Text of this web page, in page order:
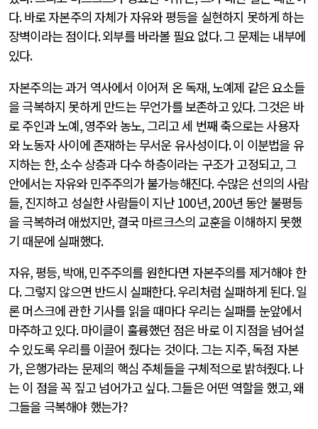
다.바로 자본주의 자체가 자유와 평등을 실현하지 못하게 하는
장벽이라는 점이다.외부를 바라볼 필요 없다.그 문제는 내부에
있다.
자본주의는 과거 역사에서 이어져 온 독재, 노예제 같은 요소들
을 극복하지 못하게 만드는 무언가를 보존하고 있다.그것은 바
로 주인과 노예,영주와 농노,그리고 세 번째 축으로는 사용자
와 노동자 사이에 존재하는 무서운 유사성이다.이 이분법을 유
지하는 한,소수 상층과 다수 하층이라는 구조가 고정되고,그
안에서는 자유와 민주주의가 불가능해진다.수많은 선의의 사람
들, 진지하고 성실한 사람들이 지난 100년, 200년 동안 불평등
을 극복하려 애썼지만, 결국 마르크스의 교훈을 이해하지 못했
기 때문에 실패했다.
자유, 평등, 박애,민주주의를 원한다면 자본주의를 제거해야 한
다.그렇지 않으면 반드시 실패한다.우리처럼 실패하게 된다.일
론 머스크에 관한 기사를 읽을 때마다 우리는 실패를 눈앞에서
마주하고 있다.마이클이 훌륭했던 점은 바로 이 지점을 넘어설
수 있도록 우리를 이끌어 줬다는 것이다.그는 지주,독점 자본
가,은행가라는 문제의 핵심 주체들을 구체적으로 밝혀줬다.나
는 이 점을 꼭 짚고 넘어가고 싶다.그들은 어떤 역할을 했고,왜
그들을 극복해야 했는가?